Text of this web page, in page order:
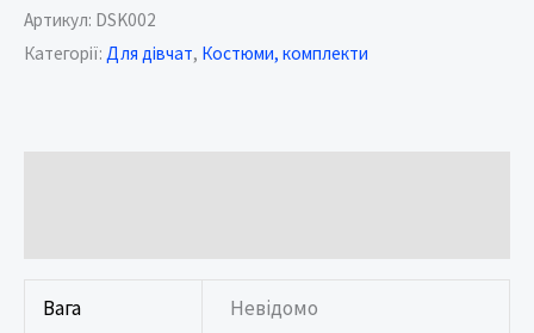
Артикул: DSK002
Категорії: Для дівчат, Костюми, комплекти
Вага Невідомо